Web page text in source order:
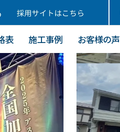
表 施工事例 お客様の声